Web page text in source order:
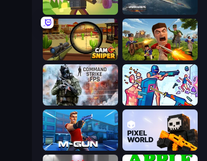
Pixel Shooter Dogfight
Camo Sniper Redcoats.io
Command Strike FPS Time Shooter 3: SWAT
Muscle Gun.IO Pixel World